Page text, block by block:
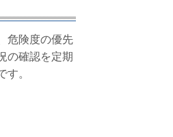
危険度の優先
の確認を定期
。